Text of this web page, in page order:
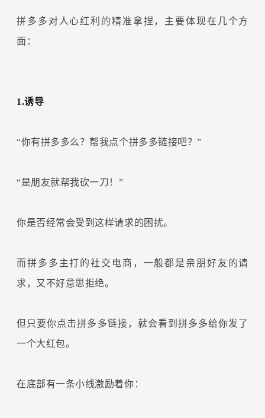
拼多多对人心红利的精准拿捏，主要体现在几个方
面：
1.诱导
“你有拼多多么？帮我点个拼多多链接吧？”
“是朋友就帮我砍一刀！”
你是否经常会受到这样请求的困扰。
而拼多多主打的社交电商，一般都是亲朋好友的请
求，又不好意思拒绝。
但只要你点击拼多多链接，就会看到拼多多给你发了
一个大红包。
在底部有一条小线激励着你：